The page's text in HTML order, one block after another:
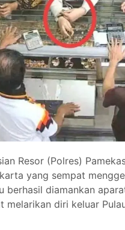
Resor (Polres)
yang sempat
berhasil diamankan
melarikan diri keluar